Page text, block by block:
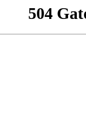
504